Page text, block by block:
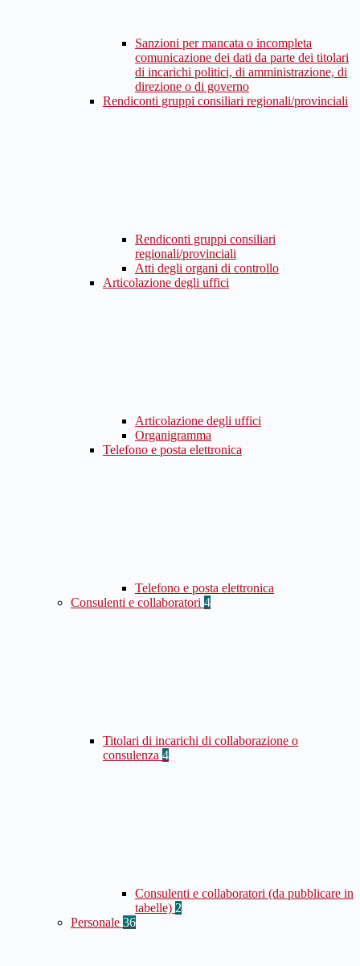
Sanzioni per mancata o incompleta
comunicazione dei dati da parte dei titolari
di incarichi politici, di amministrazione, di
direzione o di governo
Rendiconti gruppi consiliari regionali/provinciali
Rendiconti gruppi consiliari
regionali/provinciali
Atti degli organi di controllo
Articolazione degli uffici
Articolazione degli uffici
Organigramma
Telefono e posta elettronica
Telefono e posta elettronica
Consulenti e collaboratori 4
Titolari di incarichi di collaborazione o
consulenza 4
Consulenti e collaboratori (da pubblicare in
tabelle) 2
Personale 36